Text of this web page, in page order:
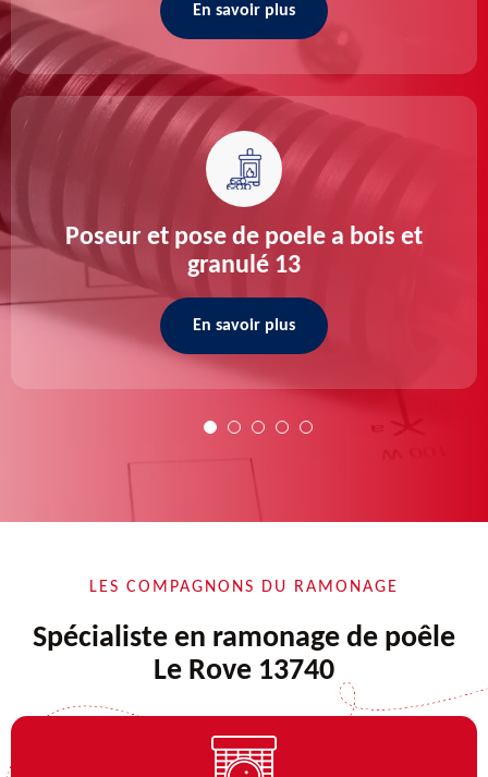
En savoir plus
Poseur et pose de poele a bois et
granulé 13
En savoir plus
LES COMPAGNONS DU RAMONAGE
Spécialiste en ramonage de poêle
Le Rove 13740